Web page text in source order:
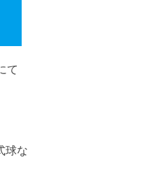
て
球な